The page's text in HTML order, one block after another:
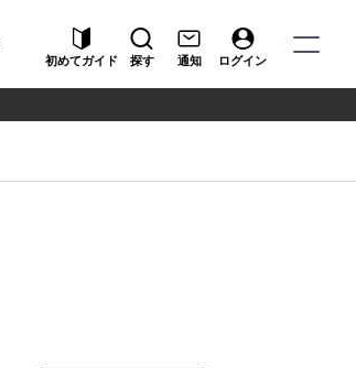
初めてガイド 探す 通知 ログイン